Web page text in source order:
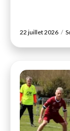
22 juillet 2026